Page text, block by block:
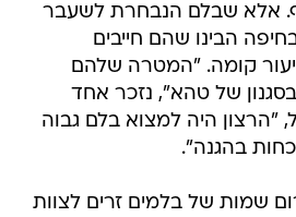
אלא שבלם הנבחרת לשעבר
הבינו שהם חייבים
קומה. "המטרה שלהם
של טהא", נזכר אחד
"הרצון היה למצוא בלם גבוה
בהגנה".
שמות של בלמים זרים לצוות